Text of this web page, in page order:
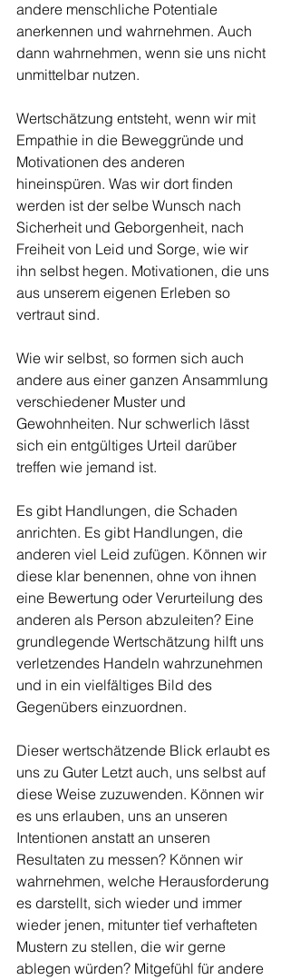
andere menschliche Potentiale
anerkennen und wahrnehmen. Auch
dann wahrnehmen, wenn sie uns nicht
unmittelbar nutzen.
Wertschätzung entsteht, wenn wir mit
Empathie in die Beweggründe und
Motivationen des anderen
hineinspüren. Was wir dort finden
werden ist der selbe Wunsch nach
Sicherheit und Geborgenheit, nach
Freiheit von Leid und Sorge, wie wir
ihn selbst hegen. Motivationen, die uns
aus unserem eigenen Erleben so
vertraut sind.
Wie wir selbst, so formen sich auch
andere aus einer ganzen Ansammlung
verschiedener Muster und
Gewohnheiten. Nur schwerlich lässt
sich ein entgültiges Urteil darüber
treffen wie jemand ist.
Es gibt Handlungen, die Schaden
anrichten. Es gibt Handlungen, die
anderen viel Leid zufügen. Können wir
diese klar benennen, ohne von ihnen
eine Bewertung oder Verurteilung des
anderen als Person abzuleiten? Eine
grundlegende Wertschätzung hilft uns
verletzendes Handeln wahrzunehmen
und in ein vielfältiges Bild des
Gegenübers einzuordnen.
Dieser wertschätzende Blick erlaubt es
uns zu Guter Letzt auch, uns selbst auf
diese Weise zuzuwenden. Können wir
es uns erlauben, uns an unseren
Intentionen anstatt an unseren
Resultaten zu messen? Können wir
wahrnehmen, welche Herausforderung
es darstellt, sich wieder und immer
wieder jenen, mitunter tief verhafteten
Mustern zu stellen, die wir gerne
ablegen würden? Mitgefühl für andere